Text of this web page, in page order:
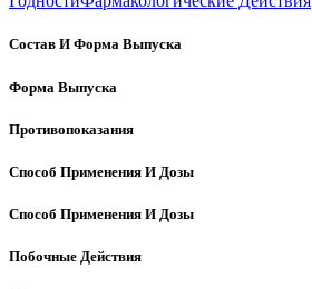
Состав И Форма Выпуска
Форма Выпуска
Противопоказания
Способ Применения И Дозы
Способ Применения И Дозы
Побочные Действия